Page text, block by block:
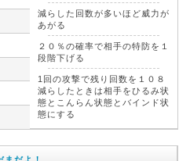
減らした回数が多いほど威力が
あがる
２０％の確率で相手の特防を１
段階下げる
1回の攻撃で残り回数を１０８
減らしたときは相手をひるみ状
態とこんらん状態とバインド状
態にする